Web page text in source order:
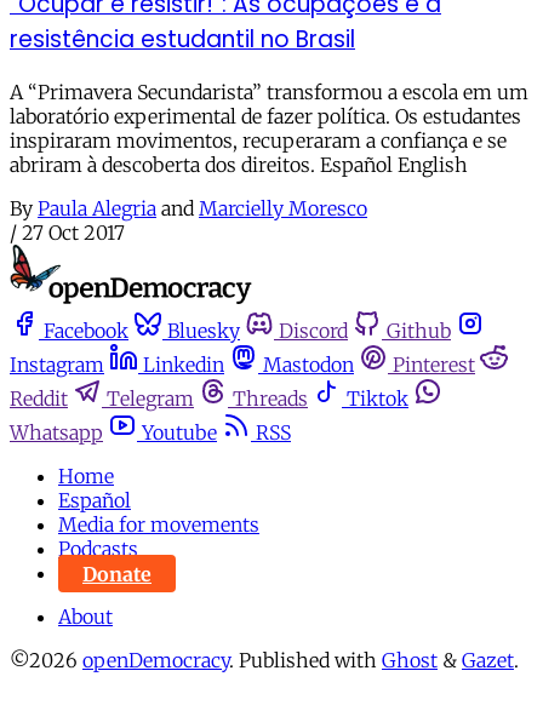
resistência estudantil no Brasil
A “Primavera Secundarista” transformou a escola em um
laboratório experimental de fazer política. Os estudantes
inspiraram movimentos, recuperaram a confiança e se
abriram à descoberta dos direitos. Español English
By Paula Alegria and Marcielly Moresco
/ 27 Oct 2017
Facebook Bluesky Discord
Github
Instagram
Linkedin Mastodon
Pinterest
Reddit
Telegram Threads
Tiktok
Whatsapp
Youtube
RSS
Home
Español
Media for movements
Podcasts
Donate
About
©2026 openDemocracy. Published with Ghost & Gazet.